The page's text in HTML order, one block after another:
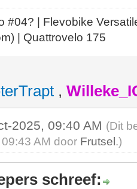
#04? | Flevobike
| Quattrovelo 175
,
2025, 09:40 AM (Dit
AM door Frutsel .)
schreef: